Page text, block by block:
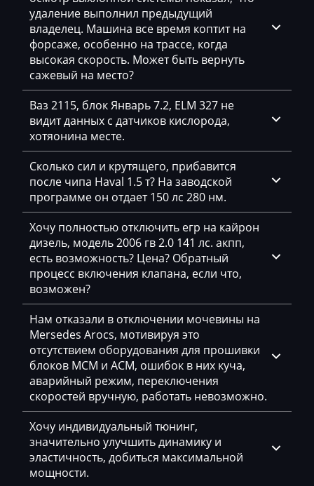
Fendt
Fiat
Ford
Foton
Freightliner
Furukawa
GAC
Geely
Gehl
Genie
Genset
GMC
Great Wall
Grove
Groz
Hafei
Haima
Hamm
удаление выполнил предыдущий
владелец. Машина все время коптит на
форсаже, особенно на трассе, когда
высокая скорость. Может быть вернуть
сажевый на место?
Ваз 2115, блок Январь 7.2, ELM 327 не
видит данных с датчиков кислорода,
хотяонина месте.
Сколько сил и крутящего, прибавится
после чипа Haval 1.5 т? На заводской
программе он отдает 150 лс 280 нм.
Хочу полностью отключить егр на кайрон
дизель, модель 2006 гв 2.0 141 лс. акпп,
есть возможность? Цена? Обратный
процесс включения клапана, если что,
возможен?
Нам отказали в отключении мочевины на
Mersedes Arocs, мотивируя это
отсутствием оборудования для прошивки
блоков MCM и ACM, ошибок в них куча,
аварийный режим, переключения
скоростей вручную, работать невозможно.
Хочу индивидуальный тюнинг,
значительно улучшить динамику и
эластичность, добиться максимальной
мощности.